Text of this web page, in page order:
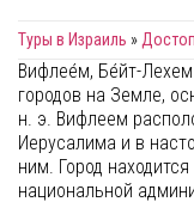
Туры в Израиль »
Вифлее́м, Бе́йт-
городов на Земле,
н. э. Вифлеем
Иерусалима и в
ним. Город
национальной